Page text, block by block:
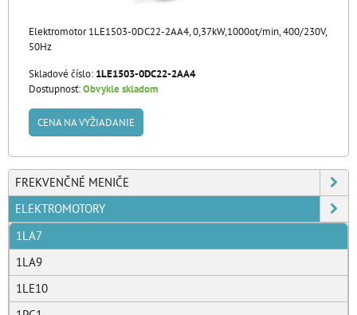
Elektromotor 1LE1503-0DC22-2AA4, 0,37kW,1000ot/min, 400/230V,
50Hz
Skladové číslo: 1LE1503-0DC22-2AA4
Dostupnosť:Obvykle skladom
CENA NA VYŽIADANIE
FREKVENČNÉ MENIČE
ELEKTROMOTORY
1LA7
1LA9
1LE10